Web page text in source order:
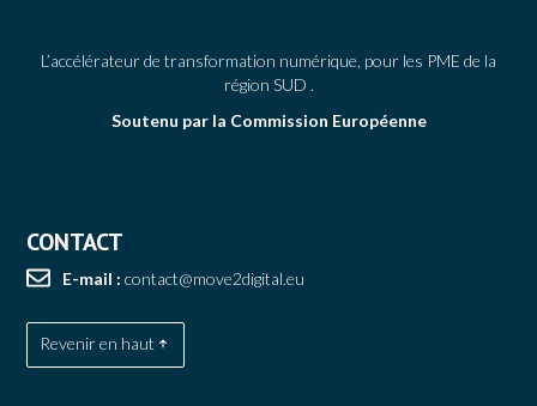
L’accélérateur de transformation numérique, pour les PME de la
région SUD .
Soutenu par la Commission Européenne
CONTACT
E-mail : contact@move2digital.eu
Revenir en haut